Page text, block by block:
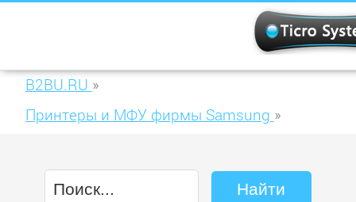
B2BU.RU »
Принтеры и МФУ фирмы Samsung »